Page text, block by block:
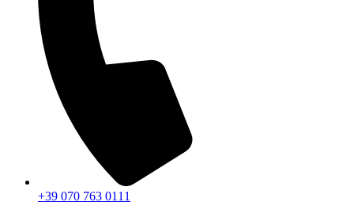
+39 070 763 0111